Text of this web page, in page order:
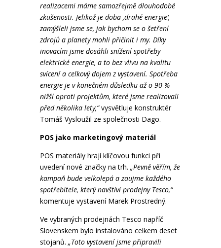
realizacemi máme samozřejmě dlouhodobé
zkušenosti. Jelikož je doba ‚drahé energie‘,
zamýšleli jsme se, jak bychom se o šetření
zdrojů a planety mohli přičinit i my. Díky
inovacím jsme dosáhli snížení spotřeby
elektrické energie, a to bez vlivu na kvalitu
svícení a celkový dojem z vystavení. Spotřeba
energie je v konečném důsledku až o 90 %
nižší oproti projektům, které jsme realizovali
před několika lety,“vysvětluje konstruktér
Tomáš Vysloužil ze společnosti Dago.
POS jako marketingový materiál
POS materiály hrají klíčovou funkci při
uvedení nové značky na trh. „Pevně věřím, že
kampaň bude velkolepá a zaujme každého
spotřebitele, který navštíví prodejny Tesco,“
komentuje vystavení Marek Prostredný.
Ve vybraných prodejnách Tesco napříč
Slovenskem bylo instalováno celkem deset
stojanů. „Toto vystavení jsme připravili